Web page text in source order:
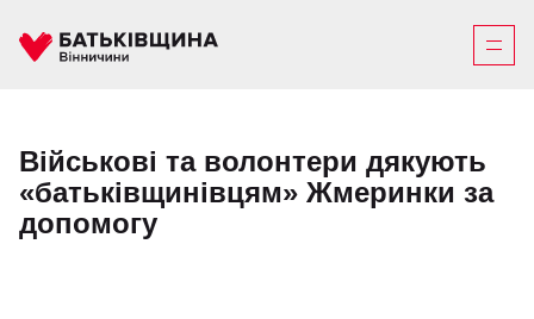
Військові та волонтери дякують
«батьківщинівцям» Жмеринки за
допомогу